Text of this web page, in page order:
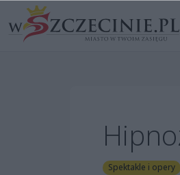
Spektakle i opery